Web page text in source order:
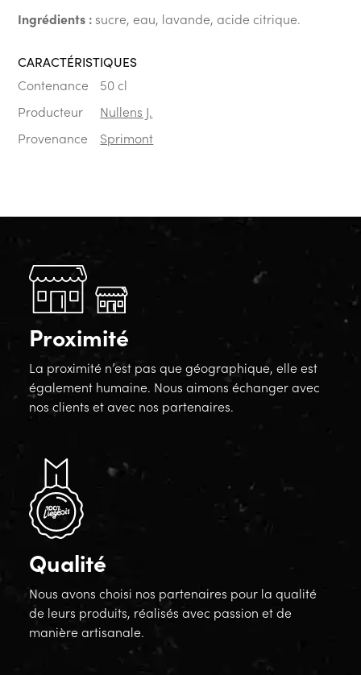
Ingrédients : sucre, eau, lavande, acide citrique.
CARACTÉRISTIQUES
Contenance
50 cl
Producteur
Nullens J.
Provenance
Sprimont
Proximité
La proximité n’est pas que géographique, elle est
également humaine. Nous aimons échanger avec
nos clients et avec nos partenaires.
Qualité
Nous avons choisi nos partenaires pour la qualité
de leurs produits, réalisés avec passion et de
manière artisanale.